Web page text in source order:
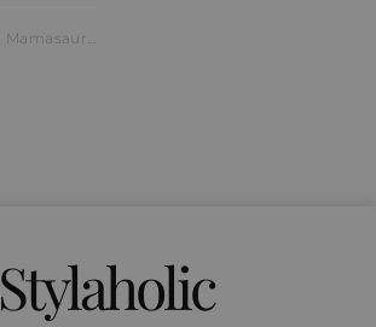
Familie & Freunde - Mamasaurus - Kapuzenpullover - schwarz - EMP Exklusiv!
Stylaholic